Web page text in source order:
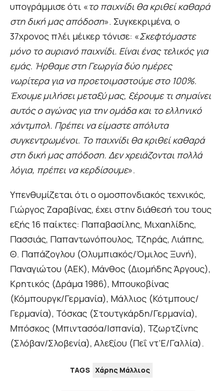
υπογράμμισε ότι «το παιχνίδι θα κριθεί καθαρά
στη δική μας απόδοση». Συγκεκριμένα, ο
37χρονος πλέι μέικερ τόνισε: «Σκεφτόμαστε
μόνο το αυριανό παιχνίδι. Είναι ένας τελικός για
εμάς. Ήρθαμε στη Γεωργία δύο ημέρες
νωρίτερα για να προετοιμαστούμε στο 100%.
Έχουμε μιλήσει μεταξύ μας, ξέρουμε τι σημαίνει
αυτός ο αγώνας για την ομάδα και το ελληνικό
χάντμπολ. Πρέπει να είμαστε απόλυτα
συγκεντρωμένοι. Το παιχνίδι θα κριθεί καθαρά
στη δική μας απόδοση. Δεν χρειάζονται πολλά
λόγια, πρέπει να κερδίσουμε».
Υπενθυμίζεται ότι ο ομοσπονδιακός τεχνικός,
Γιώργος Ζαραβίνας, έχει στην διάθεσή του τους
εξής 16 παίκτες: Παπαβασίλης, Μιχαηλίδης,
Πασσιάς, Παπαντωνόπουλος, Τζηράς, Λιάπης,
Θ. Παπάζογλου (Ολυμπιακός/Όμιλος Ξυνή),
Παναγιώτου (ΑΕΚ), Μάνθος (Διομήδης Άργους),
Κρητικός (Δράμα 1986), Μπουκοβίνας
(Κόμπουργκ/Γερμανία), Μάλλιος (Κότμπους/
Γερμανία), Τόσκας (Στουτγκάρδη/Γερμανία),
Μπόσκος (Μπιντασόα/Ισπανία), Τζωρτζίνης
(Σλόβαν/Σλοβενία), Αλεξίου (Πεΐ ντ’Ε/Γαλλία).
TAGS Χάρης Μάλλιος